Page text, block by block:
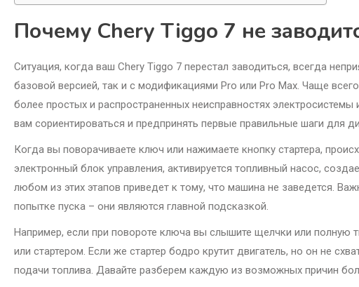
Почему Chery Tiggo 7 не
Ситуация, когда ваш Chery Tiggo 7 перестал заводиться, всегда
базовой версией, так и с модификациями Pro или Pro Max. Чаще
более простых и распространенных неисправностях
вам сориентироваться и предпринять первые правильные шаги для
Когда вы поворачиваете ключ или нажимаете кнопку стартера,
электронный блок управления, активируется топливный насос,
любом из этих этапов приведет к тому, что машина не заведется.
попытке пуска – они являются главной подсказкой.
Например, если при повороте ключа вы слышите щелчки или полную
или стартером. Если же стартер бодро крутит двигатель, но он не
подачи топлива. Давайте разберем каждую из возможных причин